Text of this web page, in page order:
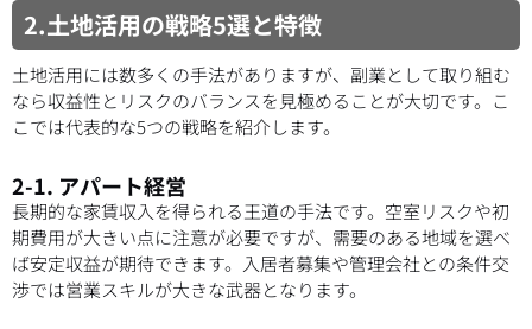
2.土地活用の戦略5選と特徴
土地活用には数多くの手法がありますが、副業として取り組む
なら収益性とリスクのバランスを見極めることが大切です。こ
こでは代表的な5つの戦略を紹介します。
2-1. アパート経営
長期的な家賃収入を得られる王道の手法です。空室リスクや初
期費用が大きい点に注意が必要ですが、需要のある地域を選べ
ば安定収益が期待できます。入居者募集や管理会社との条件交
渉では営業スキルが大きな武器となります。